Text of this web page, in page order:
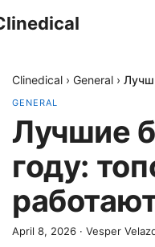
Clinedical › General ›
GENERAL
Лучшие
году:
April 8, 2026 · Vesper